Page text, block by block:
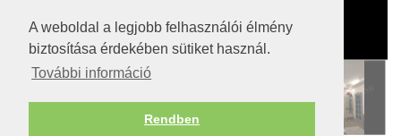
A weboldal a legjobb felhasználói élmény
biztosítása érdekében sütiket használ.
További információ
Rendben